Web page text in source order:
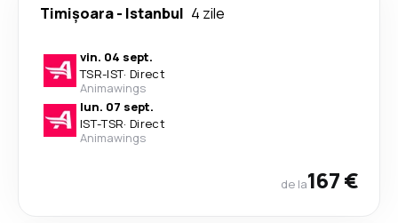
Timișoara- Istanbul 4 zile
vin. 04 sept.
TSR-IST· Direct
Animawings
lun. 07 sept.
IST-TSR· Direct
Animawings
de la167 €